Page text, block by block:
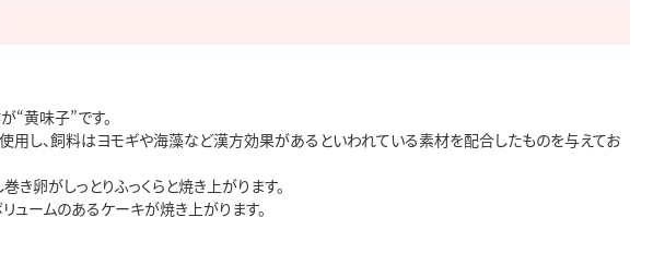
“黄味子”です。
用し、飼料はヨモギや海藻など漢方効果があるといわれている素材を配合したものを与えてお
き卵がしっとりふっくらと焼き上がります。
ュームのあるケーキが焼き上がります。